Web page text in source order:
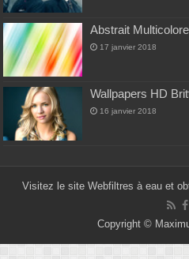
Abstrait
17 janvier 2018
Wallpapers HD
16 janvier 2018
Visitez le site Webfiltres à eau et
Copyright ©